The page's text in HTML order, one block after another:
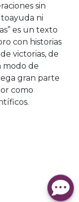
sin
ni
es un texto
con historias
victorias, de
modo de
gran parte
como